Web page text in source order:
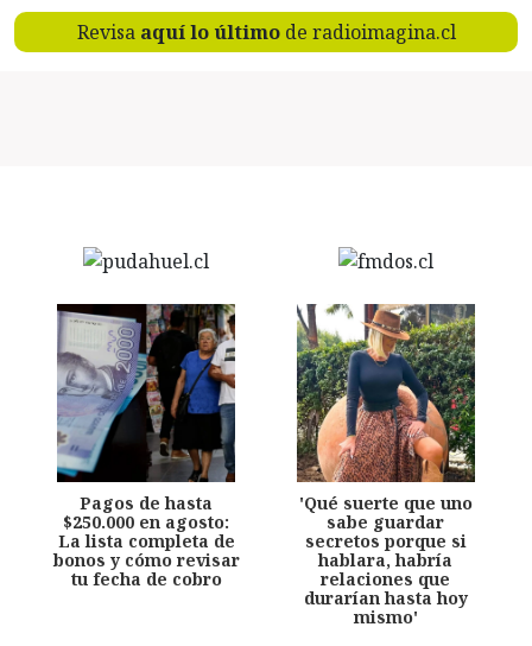
Revisa aquí lo últimode radioimagina.cl
Pagos de hasta
$250.000 en agosto:
La lista completa de
bonos y cómo revisar
tu fecha de cobro
'Qué suerte que uno
sabe guardar
secretos porque si
hablara, habría
relaciones que
durarían hasta hoy
mismo'